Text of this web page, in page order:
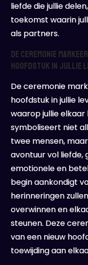
liefde die jullie
toekomst waarin
als partners.
De ceremonie
hoofdstuk in jullie
De ceremonie
hoofdstuk in jullie
waarop jullie
symboliseert niet
twee mensen,
avontuur vol liefde,
emotionele en
begin aankondigt
herinneringen
overwinnen en
steunen. Deze
van een nieuw
toewijding aan